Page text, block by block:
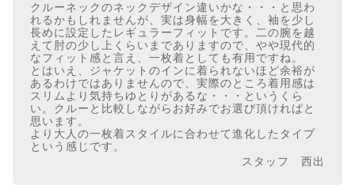
クルーネックのネックデザイン違いかな・・・と思わ
れるかもしれませんが、実は身幅を大きく、袖を少し
長めに設定したレギュラーフィットです。二の腕を越
えて肘の少し上くらいまでありますので、やや現代的
なフィット感と言え、一枚着としても有用ですね。
とはいえ、ジャケットのインに着られないほど余裕が
あるわけではありませんので、実際のところ着用感は
スリムより気持ちゆとりがあるな・・・というくら
い。クルーと比較しながらお好みでお選び頂ければと
思います。
より大人の一枚着スタイルに合わせて進化したタイプ
という感じです。
スタッフ 西出